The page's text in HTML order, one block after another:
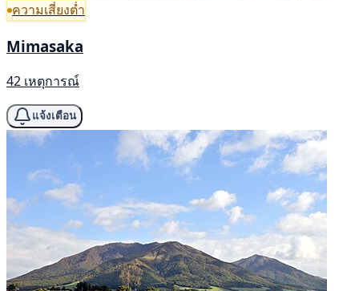
ความเสี่ยงต่ำ
Mimasaka
42 เหตุการณ์
แจ้งเตือน